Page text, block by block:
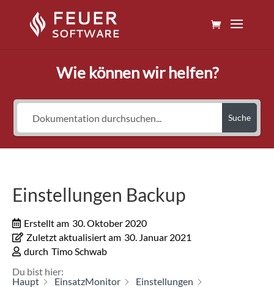
Wie können wir helfen?
Suche
Einstellungen Backup
Erstellt am 30. Oktober 2020
Zuletzt aktualisiert am 30. Januar 2021
durch Timo Schwab
Du bist hier:
Haupt
EinsatzMonitor
Einstellungen